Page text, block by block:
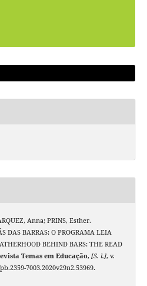
Anna; PRINS, Esther.
DAS BARRAS: O PROGRAMA LEIA
BEHIND BARS: THE READ
Temas em Educação, [S. l.], v.
7003.2020v29n2.53969.